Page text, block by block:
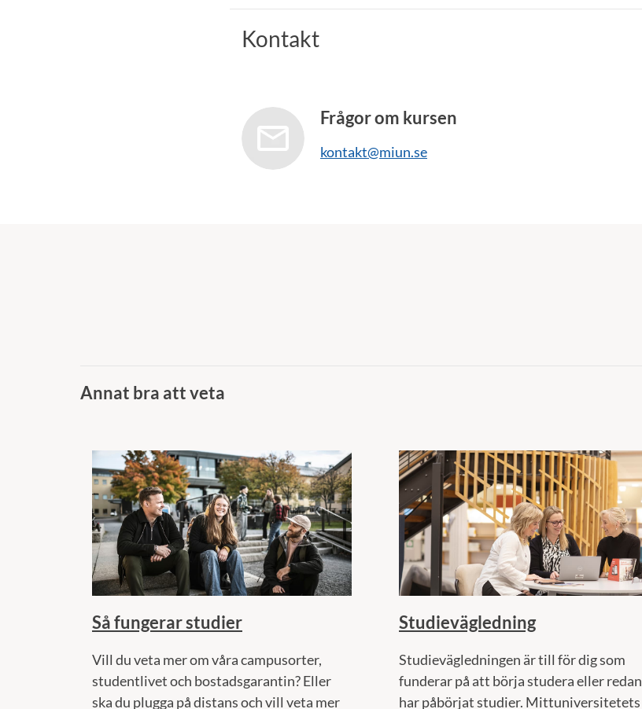
Kontakt
Frågor om kursen
kontakt@miun.se
Annat bra att veta
Så fungerar studier
Vill du veta mer om våra campusorter,
studentlivet och bostadsgarantin? Eller
ska du plugga på distans och vill veta mer
Studievägledning
Studievägledningen är till för dig som
funderar på att börja studera eller redan
har påbörjat studier. Mittuniversitetets